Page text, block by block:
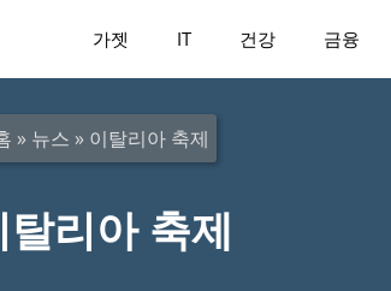
가젯 IT 건강 금융
» 뉴스 » 이탈리아 축제
탈리아 축제